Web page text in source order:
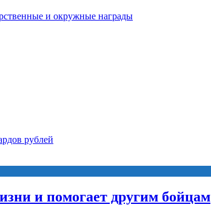
и окружные награды
рублей
и помогает другим бойцам